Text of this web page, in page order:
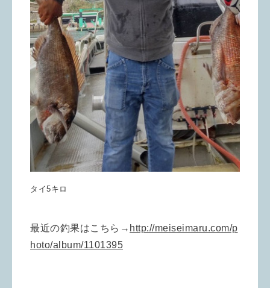
タイ5キロ
最近の釣果はこちら→ http://meiseimaru.com/p
hoto/album/1101395